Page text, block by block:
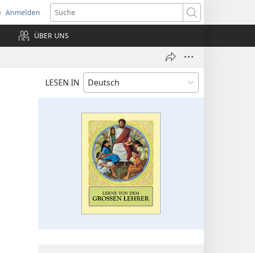
Anmelden
(öffnet
neues
Fenster)
Suche
ÜBER UNS
LESEN IN